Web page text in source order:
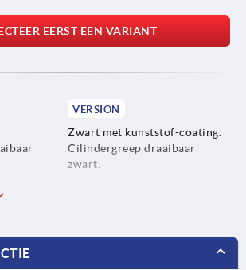
EERST EEN VARIANT
VERSION
Zwart met kunststof-coating.
Cilindergreep draaibaar
zwart.